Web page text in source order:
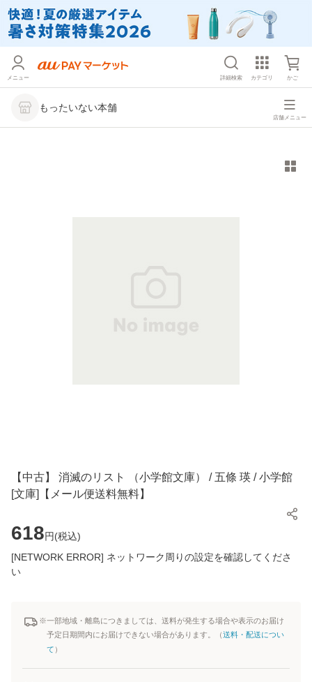
メニュー 詳細検索 カテゴリ かご
もったいない本舗
店舗メニュー
【中古】 消滅のリスト （小学館文庫） / 五條 瑛 / 小学館
[文庫]【メール便送料無料】
618円(税込)
[NETWORK ERROR] ネットワーク周りの設定を確認してくださ
い
※一部地域・離島につきましては、送料が発生する場合や表示のお届け
予定日期間内にお届けできない場合があります。（送料・配送につい
て ）